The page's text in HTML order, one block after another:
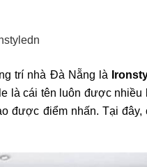
trí nhà Đà Nẵng là
là cái tên luôn được
được điểm nhấn. Tại